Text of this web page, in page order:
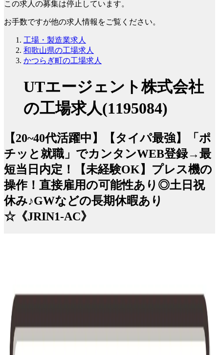
この求人の募集は停止しています。
お手数ですが他の求人情報をご覧ください。
工場・製造業求人
和歌山県の工場求人
かつらぎ町の工場求人
UTエージェント株式会社
の工場求人(1195084)
【20~40代活躍中】【タイパ最強】「ポ
チッと就職」でカンタンWEB登録→最
短当日内定！【未経験OK】プレス機の
操作！直接雇用の可能性あり◎土日祝
休み♪GWなどの長期休暇あり
☆《JRIN1-AC》